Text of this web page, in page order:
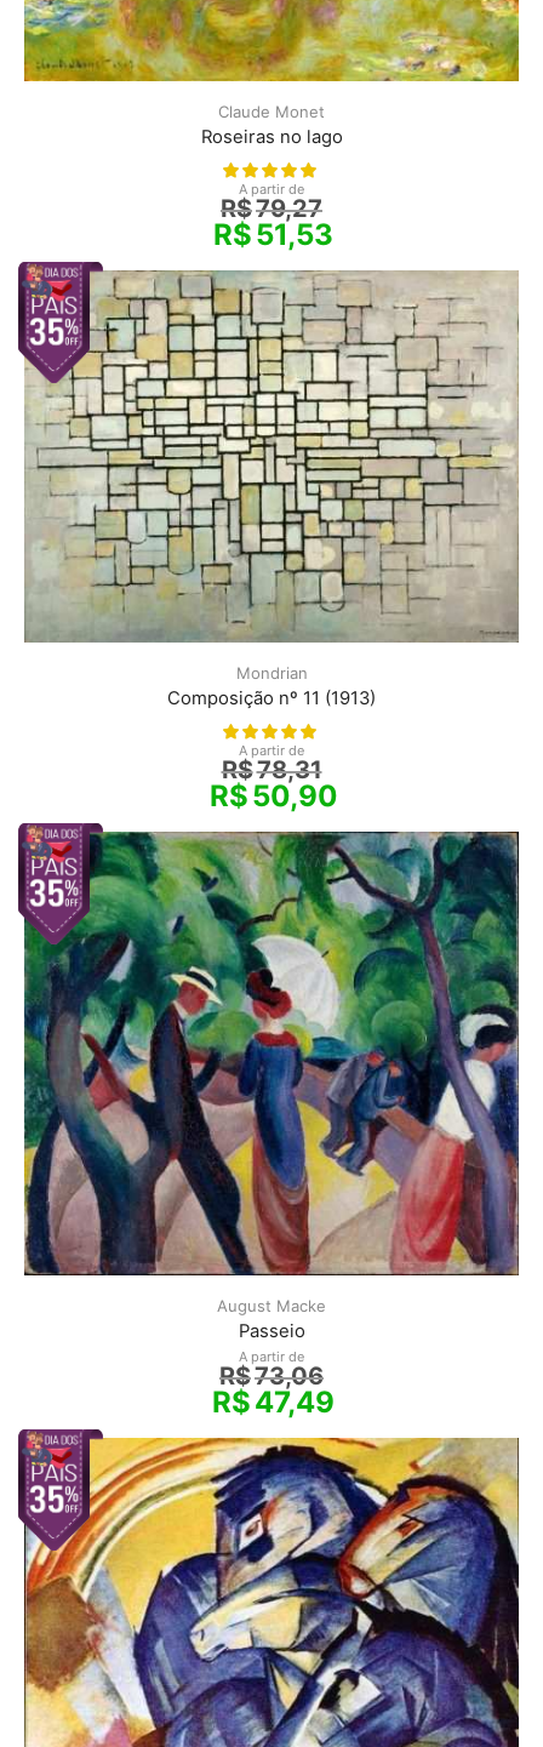
Claude Monet
Roseiras no lago
A partir de
R$79,27
R$51,53
Mondrian
Composição nº 11 (1913)
A partir de
R$78,31
R$50,90
August Macke
Passeio
A partir de
R$73,06
R$47,49